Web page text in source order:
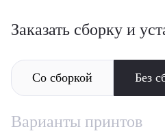
Заказать сборку и
Со сборкой Без
Варианты принтов